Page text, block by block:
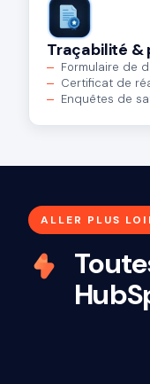
Traçabilité &
Formulaire de
Certificat de
Enquêtes de
ALLER PLUS